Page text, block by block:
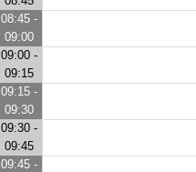
08:45 -
09:00
09:00 -
09:15
09:15 -
09:30
09:30 -
09:45
09:45 -